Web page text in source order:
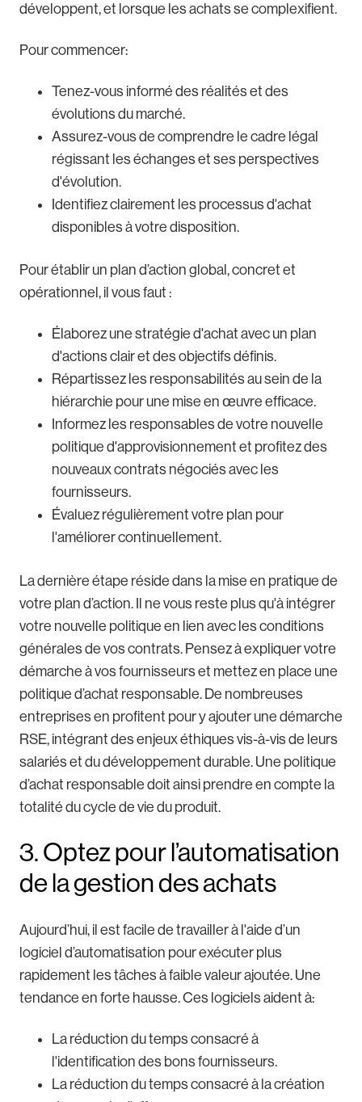
développent, et lorsque les achats se complexifient.
Pour commencer:
Tenez-vous informé des réalités et des
évolutions du marché.
Assurez-vous de comprendre le cadre légal
régissant les échanges et ses perspectives
d'évolution.
Identifiez clairement les processus d'achat
disponibles à votre disposition.
Pour établir un plan d’action global, concret et
opérationnel, il vous faut :
Élaborez une stratégie d'achat avec un plan
d'actions clair et des objectifs définis.
Répartissez les responsabilités au sein de la
hiérarchie pour une mise en œuvre efficace.
Informez les responsables de votre nouvelle
politique d'approvisionnement et profitez des
nouveaux contrats négociés avec les
fournisseurs.
Évaluez régulièrement votre plan pour
l'améliorer continuellement.
La dernière étape réside dans la mise en pratique de
votre plan d’action. Il ne vous reste plus qu'à intégrer
votre nouvelle politique en lien avec les conditions
générales de vos contrats. Pensez à expliquer votre
démarche à vos fournisseurs et mettez en place une
politique d’achat responsable. De nombreuses
entreprises en profitent pour y ajouter une démarche
RSE, intégrant des enjeux éthiques vis-à-vis de leurs
salariés et du développement durable. Une politique
d’achat responsable doit ainsi prendre en compte la
totalité du cycle de vie du produit.
3. Optez pour l’automatisation
de la gestion des achats
Aujourd’hui, il est facile de travailler à l'aide d’un
logiciel d’automatisation pour exécuter plus
rapidement les tâches à faible valeur ajoutée. Une
tendance en forte hausse. Ces logiciels aident à:
La réduction du temps consacré à
l'identification des bons fournisseurs.
La réduction du temps consacré à la création